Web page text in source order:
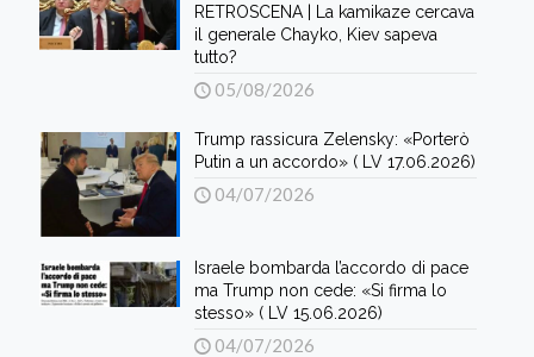
RETROSCENA | La kamikaze cercava
il generale Chayko, Kiev sapeva
tutto?
05/08/2026
Trump rassicura Zelensky: «Porterò
Putin a un accordo» ( LV 17.06.2026)
04/07/2026
Israele bombarda l’accordo di pace
ma Trump non cede: «Si firma lo
stesso» ( LV 15.06.2026)
04/07/2026